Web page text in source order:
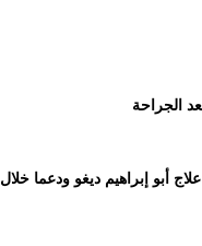
الجراحة
أبو إبراهيم ديغو ودعما خلال